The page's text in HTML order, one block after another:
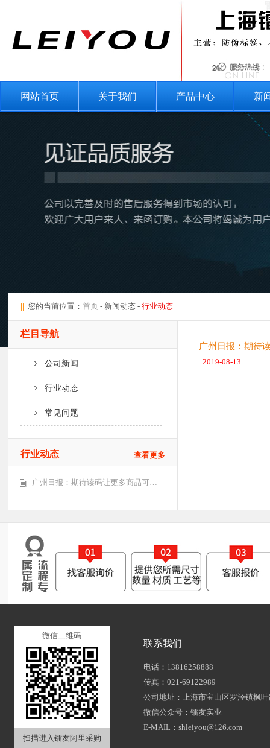
网站首页 关于我们 产品中心 新
|| 您的当前位置： 首页- 新闻动态 - 行业动态
栏目导航
公司新闻
行业动态
常见问题
行业动态 查看更多
广州日报：期待读码让更多商品可…
广州日报：期待
2019-08-13
微信二维码
扫描进入镭友阿里采购
联系我们
电话：13816258888
传真：021-69122989
公司地址：上海市宝山区罗泾镇枫
微信公众号：镭友实业
E-MAIL：shleiyou@126.com